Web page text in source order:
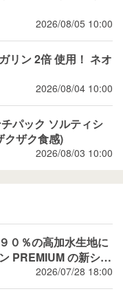
2026/08/05 10:00
2026/08/04 10:00
クザク食感)
2026/08/03 10:00
０％の高加水生地に
PREMIUM の新シリ
いりっち）うるおい
サンド ブルーベリー 8月新発売
2026/07/28 18:00